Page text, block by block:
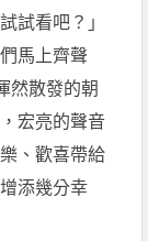
試看吧？」
馬上齊聲
然散發的朝
宏亮的聲音
、歡喜帶給
添幾分幸